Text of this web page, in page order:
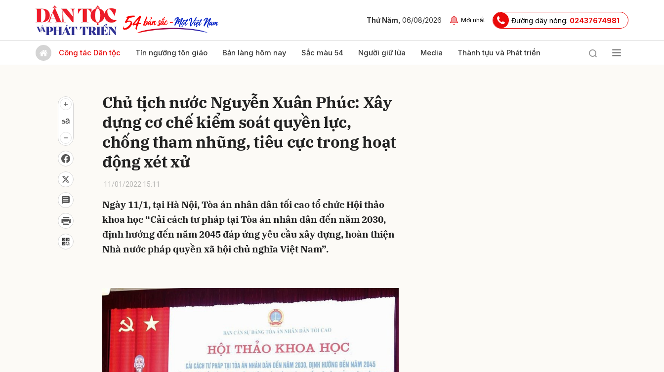
Thứ Năm, 06/08/2026 Mới nhất Đường dây nóng: 02437674981
Công tác Dân tộc Tín ngưỡng tôn giáo Bản làng hôm nay Sắc màu 54 Người giữ lửa Media Thành tựu và Phát triển
Chủ tịch nước Nguyễn Xuân Phúc: Xây
dựng cơ chế kiểm soát quyền lực,
chống tham nhũng, tiêu cực trong hoạt
động xét xử
11/01/2022 15:11
Ngày 11/1, tại Hà Nội, Tòa án nhân dân tối cao tổ chức Hội thảo
khoa học “Cải cách tư pháp tại Tòa án nhân dân đến năm 2030,
định hướng đến năm 2045 đáp ứng yêu cầu xây dựng, hoàn thiện
Nhà nước pháp quyền xã hội chủ nghĩa Việt Nam”.
Gửi bình luận